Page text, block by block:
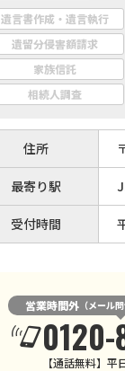
遺言書作成・遺言執行
遺留分侵害額請求
家族信託
相続人調査
住所
最寄り駅
受付時間
営業時間外（メール問
【通話無料】